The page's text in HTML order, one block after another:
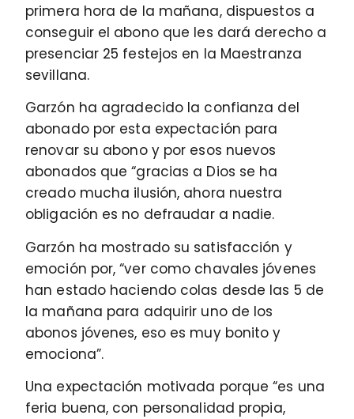
primera hora de la mañana, dispuestos a
conseguir el abono que les dará derecho a
presenciar 25 festejos en la Maestranza
sevillana.
Garzón ha agradecido la confianza del
abonado por esta expectación para
renovar su abono y por esos nuevos
abonados que “gracias a Dios se ha
creado mucha ilusión, ahora nuestra
obligación es no defraudar a nadie.
Garzón ha mostrado su satisfacción y
emoción por, “ver como chavales jóvenes
han estado haciendo colas desde las 5 de
la mañana para adquirir uno de los
abonos jóvenes, eso es muy bonito y
emociona”.
Una expectación motivada porque “es una
feria buena, con personalidad propia,